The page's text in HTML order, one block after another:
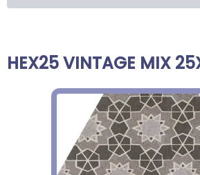
HEX25 VINTAGE MIX